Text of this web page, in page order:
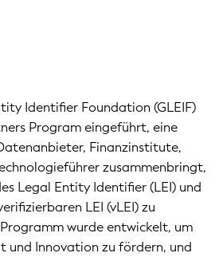
Identifier Foundation (GLEIF)
Program eingeführt, eine
Finanzinstitute,
zusammenbringt,
Legal Entity Identifier (LEI) und
LEI (vLEI) zu
wurde entwickelt, um
und Innovation zu fördern, und